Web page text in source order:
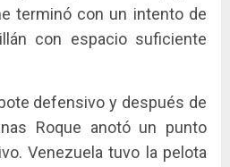
terminó con un intento de
con espacio suficiente
defensivo y después de
Roque anotó un punto
Venezuela tuvo la pelota